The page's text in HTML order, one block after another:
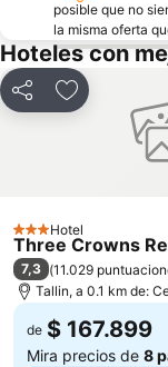
posible que no
la misma oferta
Hoteles con
CompartirAgregar a
3 Estrellas
Hotel
Three Crowns
7,3 (11.029
Tallin, a 0.1 km de:
de $ 167.899
Mira precios de 8